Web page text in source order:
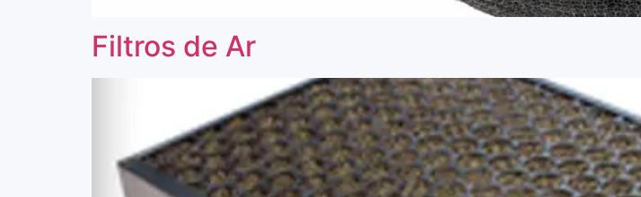
Filtros de Ar